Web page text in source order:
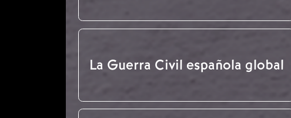
La Guerra Civil española global